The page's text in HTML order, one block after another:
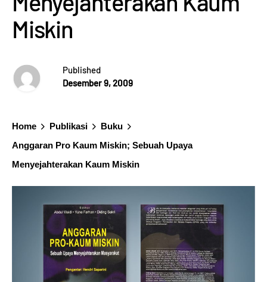
Miskin
Published
Desember 9, 2009
Home Publikasi
Buku
Anggaran Pro Kaum Miskin; Sebuah Upaya
Menyejahterakan Kaum Miskin